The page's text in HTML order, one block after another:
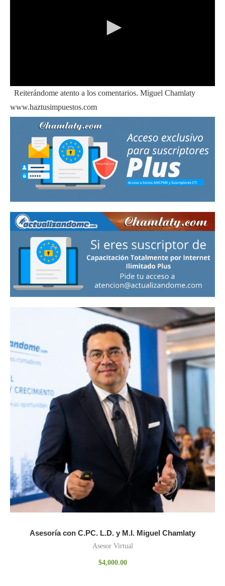
seconds
of
seconds
Reiterándome atento a los comentarios. Miguel Chamlaty
www.haztusimpuestos.com
Asesoría con C.PC. L.D. y M.I. Miguel Chamlaty
Asesor Virtual
$4,000.00